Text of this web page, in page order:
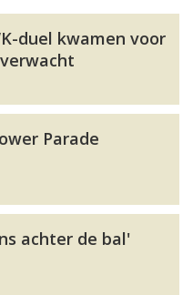
duel kwamen voor
Parade
achter de bal'